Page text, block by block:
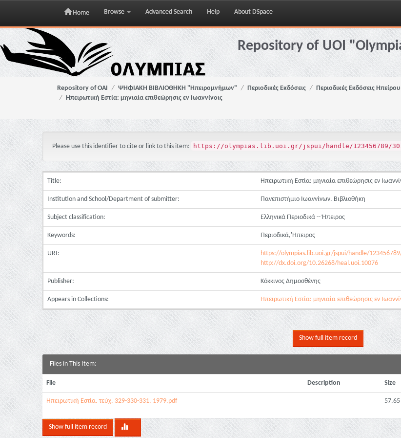
Skip
navigation
Home Browse Advanced Search Help About DSpace
Repository of UOI
Repository of OAI ΨΗΦΙΑΚΗ ΒΙΒΛΙΟΘΗΚΗ "Ηπειρομνήμων" Περιοδικές Εκδόσεις
Περιοδικές Εκδόσεις Ηπείρου
Ηπειρωτική Εστία: μηνιαία επιθεώρησις εν Ιωαννίνοις
Please use this identifier to cite or link to this item: https://olympias.lib.uoi.gr/jspui/handle/123456789/
Title: Ηπειρωτική Εστία: μηνιαία επιθεώρησις εν
Institution and School/Department of submitter: Πανεπιστήμιο Ιωαννίνων. Βιβλιοθήκη
Subject classification: Ελληνικά Περιοδικά -- Ήπειρος
Keywords: Περιοδικά,'Ηπειρος
URI:
https://olympias.lib.uoi.gr/jspui/handle/
http://dx.doi.org/10.26268/heal.uoi.10076
Publisher: Κόκκινος Δημοσθένης
Appears in Collections: Ηπειρωτική Εστία: μηνιαία επιθεώρησις εν
Show full item record
Files in This Item:
File Description Size
Ηπειρωτική Εστία. τεύχ. 329-330-331. 1979.pdf
Show full item record